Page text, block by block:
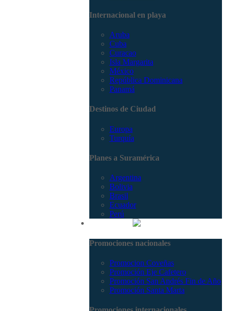
Internacional en playa
Aruba
Cuba
Curacao
Isla Margarita
México
República Dominicana
Panamá
Destinos de Ciudad
Europa
Turquía
Planes a Suramérica
Argentina
Bolivia
Brasil
Ecuador
Perú
Promociones nacionales
Promocion Coveñas
Promoción Eje Cafetero
Promoción San Andrés Fin de Año
Promoción Santa Marta